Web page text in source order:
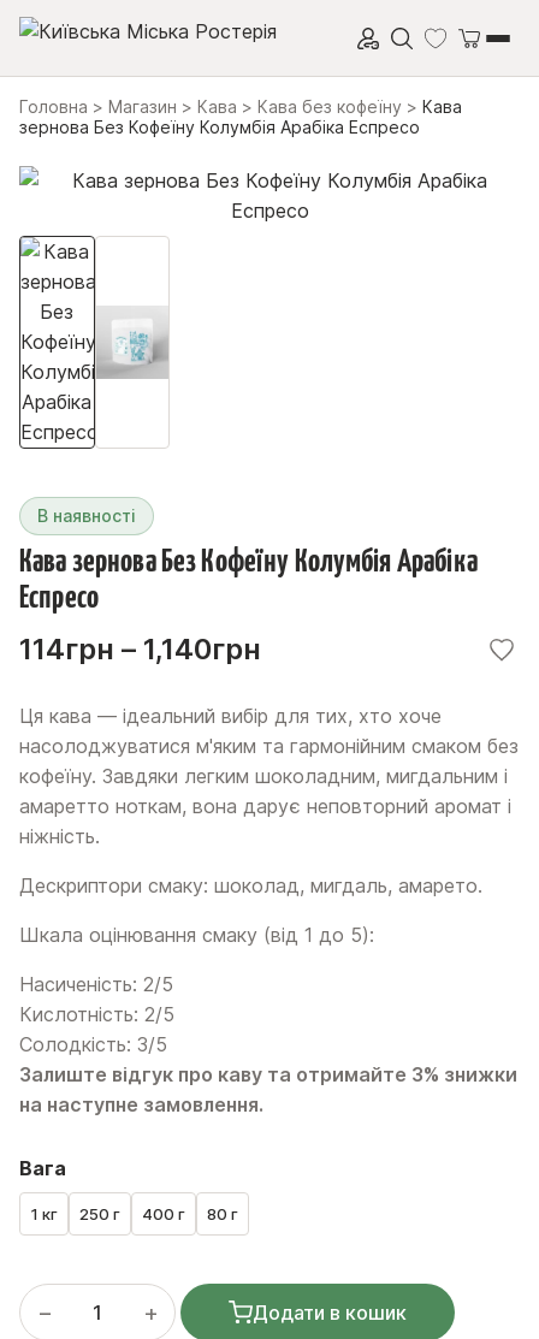
Перейти до вмісту
Головна > Магазин > Кава > Кава без кофеїну > Кава
зернова Без Кофеїну Колумбія Арабіка Еспресо
В наявності
Кава зернова Без Кофеїну Колумбія Арабіка
Еспресо
114грн – 1,140грн Діапазон цін: від
Ця кава — ідеальний вибір для тих, хто хоче
насолоджуватися м'яким та гармонійним смаком без
кофеїну. Завдяки легким шоколадним, мигдальним і
амаретто ноткам, вона дарує неповторний аромат і
ніжність.
Дескриптори смаку: шоколад, мигдаль, амарето.
Шкала оцінювання смаку (від 1 до 5):
Насиченість: 2/5
Кислотність: 2/5
Солодкість: 3/5
Залиште відгук про каву та отримайте 3% знижки
на наступне замовлення.
Вага
1 кг 250 г 400 г 80 г
Кава зернова Без Кофеїну Колумбія Арабіка Еспресо
− + Додати в кошик